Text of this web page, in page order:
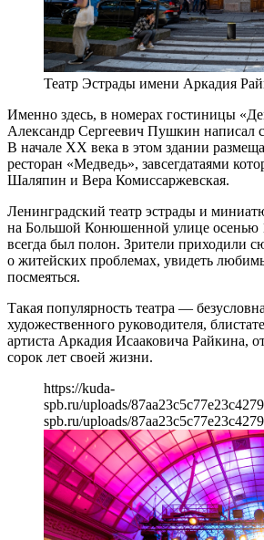
Театр Эстрады имени Аркадия
Именно здесь, в номерах гостиницы
Александр Сергеевич Пушкин написал
В начале XX века в этом здании
ресторан «Медведь», завсегдатаями
Шаляпин и Вера Комиссаржевская.
Ленинградский театр эстрады и
на Большой Конюшенной улице осенью
всегда был полон. Зрители приходили
о житейских проблемах, увидеть
посмеяться.
Такая популярность театра —
художественного руководителя,
артиста Аркадия Исааковича Райкина,
сорок лет своей жизни.
https://kuda-
spb.ru/uploads/
spb.ru/uploads/